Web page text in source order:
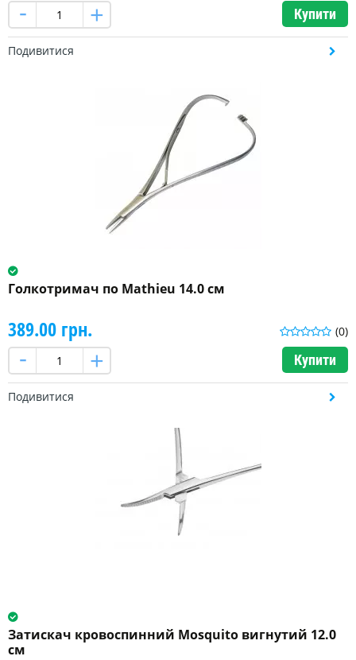
Купити
Подивитися
Голкотримач по Mathieu 14.0 см
(0)
389.00 грн.
Купити
Подивитися
Затискач кровоспинний Mosquito вигнутий 12.0
см